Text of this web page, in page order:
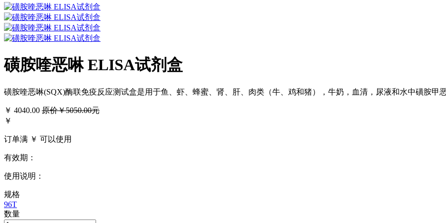
磺胺喹恶啉 ELISA试剂盒
磺胺喹恶啉(SQX)酶联免疫反应测试盒是用于鱼、虾、蜂蜜、肾、肝、肉类（牛、鸡和猪），牛奶，血清，尿液和水中磺胺甲
￥ 4040.00 原价￥5050.00元
￥
订单满 ￥ 可以使用
有效期：
使用说明：
规格
96T
数量